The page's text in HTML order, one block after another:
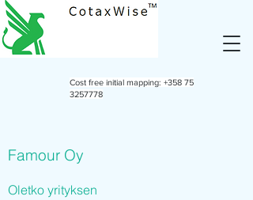
Cost free initial mapping: +358 75
3257778
Famour Oy
Oletko yrityksen